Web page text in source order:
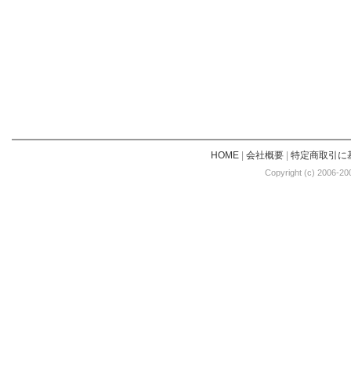
HOME| 会社概要| 特定商取引に
Copyright (c) 2006-